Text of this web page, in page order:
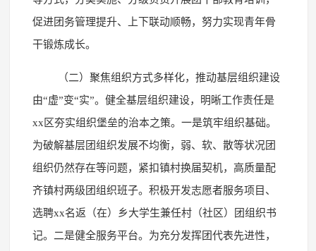
促进团务管理提升、上下联动顺畅，努力实现青年骨
干锻炼成长。
（二）聚焦组织方式多样化，推动基层组织建设
由“虚”变“实”。健全基层组织建设，明晰工作责任是
xx区夯实组织堡垒的治本之策。一是筑牢组织基础。
为破解基层团组织发展不均衡，弱、软、散等状况团
组织仍然存在等问题，紧扣镇村换届契机，高质量配
齐镇村两级团组织班子。积极开发志愿者服务项目、
选聘xx名返（在）乡大学生兼任村（社区）团组织书
记。二是健全服务平台。为充分发挥团代表先进性，